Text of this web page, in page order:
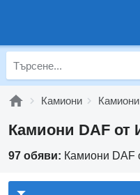
Камиони
Камиони DAF от
97 обяви: Камиони DAF